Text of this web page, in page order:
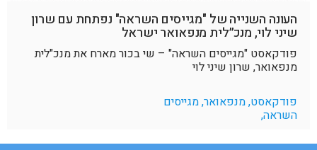
העונה השנייה של "מגייסים השראה" נפתחת עם שרון
שיני לוי, מנכ״לית מנפאואר ישראל
פודקאסט "מגייסים השראה" – שי בכור מארח את מנכ"לית
מנפאואר, שרון שיני לוי
פודקאסט, מנפאואר, מגייסים
השראה,